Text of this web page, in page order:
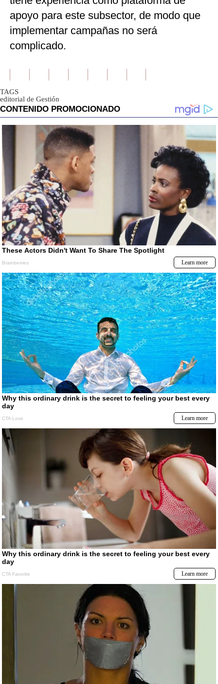
apoyo para este subsector, de modo que
implementar campañas no será
complicado.
TAGS
editorial de Gestión